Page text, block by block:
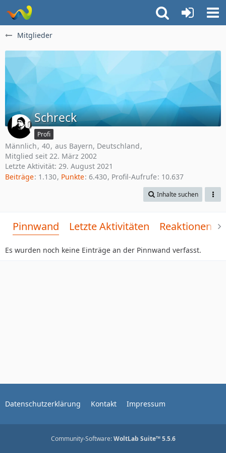
Mitglieder
Schreck
Profi
Männlich 40 aus Bayern, Deutschland
Mitglied seit 22. März 2002
Letzte Aktivität: 29. August 2021
Beiträge 1.130 Punkte 6.430 Profil-Aufrufe 10.637
Inhalte suchen
Pinnwand Letzte Aktivitäten Reaktionen
Es wurden noch keine Einträge an der Pinnwand verfasst.
Datenschutzerklärung Kontakt Impressum
Community-Software:WoltLab Suite™ 5.5.6